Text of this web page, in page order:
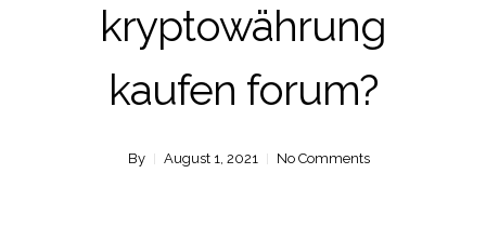
kryptowährung
kaufen forum?
By August 1, 2021 No Comments